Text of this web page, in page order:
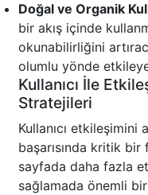
Doğal ve Organik
bir akış içinde
okunabilirliğini
olumlu yönde
Kullanıcı İle
Stratejileri
Kullanıcı
başarısında kritik bir
sayfada daha fazla
sağlamada önemli bir